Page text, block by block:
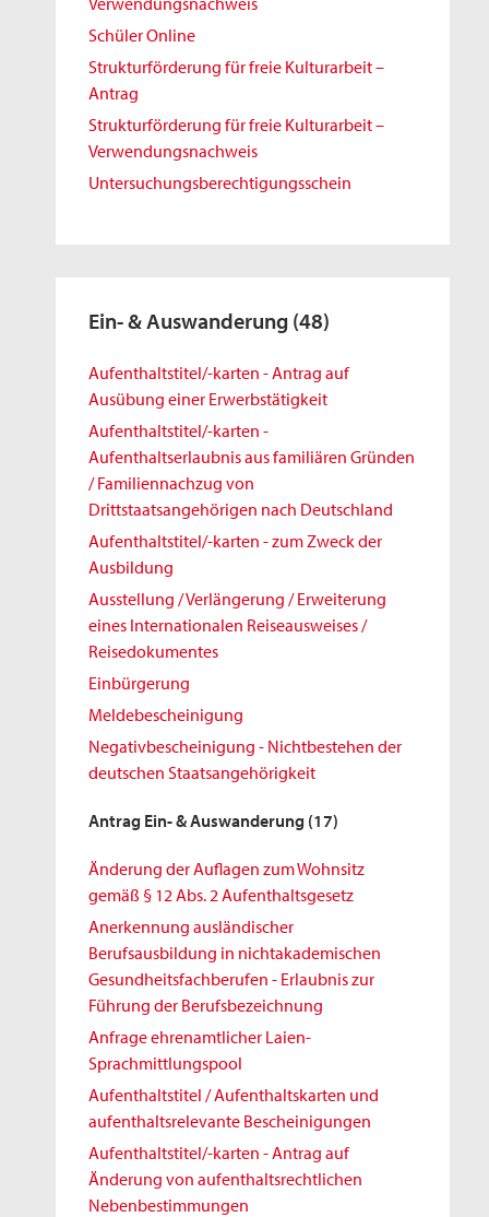
Schüler Online
Strukturförderung für freie Kulturarbeit –
Antrag
Strukturförderung für freie Kulturarbeit –
Verwendungsnachweis
Untersuchungsberechtigungsschein
Ein- & Auswanderung (48)
Aufenthaltstitel/-karten - Antrag auf
Ausübung einer Erwerbstätigkeit
Aufenthaltstitel/-karten -
Aufenthaltserlaubnis aus familiären Gründen
/ Familiennachzug von
Drittstaatsangehörigen nach Deutschland
Aufenthaltstitel/-karten - zum Zweck der
Ausbildung
Ausstellung / Verlängerung / Erweiterung
eines Internationalen Reiseausweises /
Reisedokumentes
Einbürgerung
Meldebescheinigung
Negativbescheinigung - Nichtbestehen der
deutschen Staatsangehörigkeit
Antrag Ein- & Auswanderung (17)
Änderung der Auflagen zum Wohnsitz
gemäß § 12 Abs. 2 Aufenthaltsgesetz
Anerkennung ausländischer
Berufsausbildung in nichtakademischen
Gesundheitsfachberufen - Erlaubnis zur
Führung der Berufsbezeichnung
Anfrage ehrenamtlicher Laien-
Sprachmittlungspool
Aufenthaltstitel / Aufenthaltskarten und
aufenthaltsrelevante Bescheinigungen
Aufenthaltstitel/-karten - Antrag auf
Änderung von aufenthaltsrechtlichen
Nebenbestimmungen